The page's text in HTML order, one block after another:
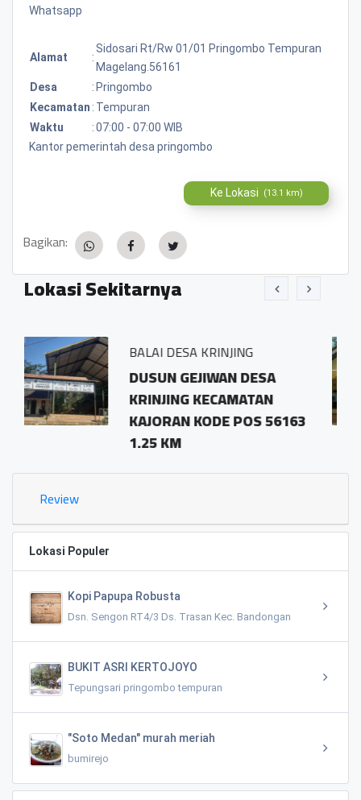
Whatsapp
Alamat :
Sidosari Rt/rw 01/01 Pringombo Tempuran
Magelang.56161
Desa
: Pringombo
Kecamatan : Tempuran
Waktu
:07:00 - 07:00 WIB
Kantor pemerintah desa pringombo
Ke Lokasi (13.1 km)
Bagikan:
Lokasi Sekitarnya
BALAI DESA KRINJING
DUSUN GEJIWAN DESA
KRINJING KECAMATAN
KAJORAN KODE POS 56163
0.91
Review
Lokasi Populer
Kopi Papupa Robusta
Dsn. Sengon RT4/3 Ds. Trasan Kec. Bandongan
BUKIT ASRI KERTOJOYO
Tepungsari pringombo tempuran
"Soto Medan" murah meriah
bumirejo